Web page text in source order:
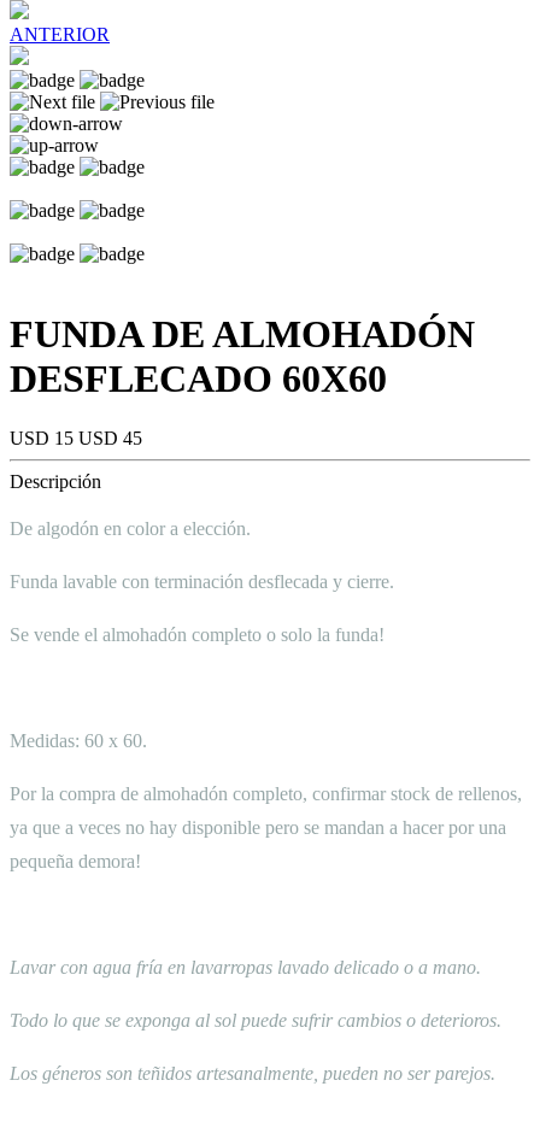
ANTERIOR
FUNDA DE ALMOHADÓN
DESFLECADO 60X60
USD 15 USD 45
Descripción
De algodón en color a elección.
Funda lavable con terminación desflecada y cierre.
Se vende el almohadón completo o solo la funda!
Medidas: 60 x 60.
Por la compra de almohadón completo, confirmar stock de rellenos,
ya que a veces no hay disponible pero se mandan a hacer por una
pequeña demora!
Lavar con agua fría en lavarropas lavado delicado o a mano.
Todo lo que se exponga al sol puede sufrir cambios o deterioros.
Los géneros son teñidos artesanalmente, pueden no ser parejos.